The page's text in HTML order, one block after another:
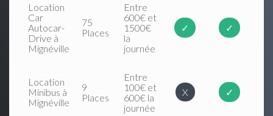
Location
Car
Autocar-
Drive à
Mignéville
75
Places
Entre
600€ et
1500€
la
journée
✓ ✓
Location
Minibus à
Mignéville
9
Places
Entre
100€ et
600€ la
journée
X ✓